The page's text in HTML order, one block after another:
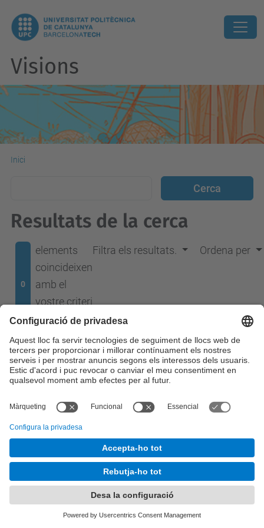
Visions
Inici
Resultats de la cerca
0
elements
coincideixen
amb el
vostre criteri
de cerca
Filtra els resultats. Ordena per
Cap resultat en la cerca.
© UPC
Desenvolupat amb
Mapa del lloc
Accessibilitat
Avís legal
Configuració de privadesa